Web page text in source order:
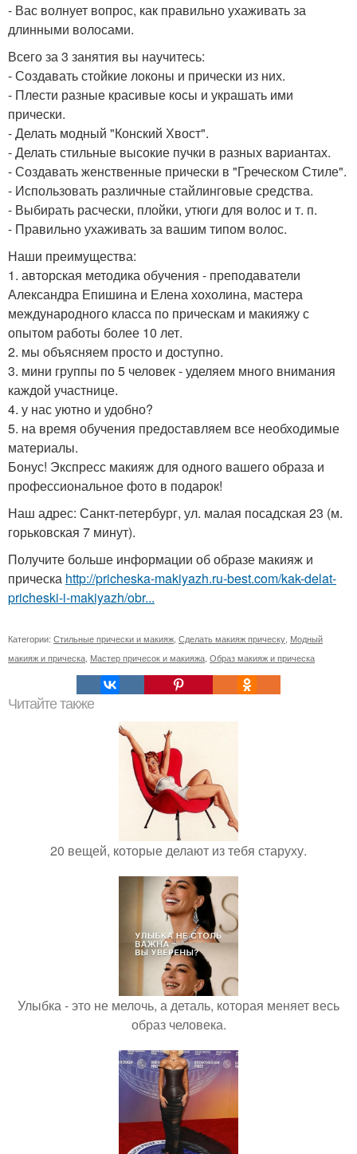
- Вас волнует вопрос, как правильно ухаживать за
длинными волосами.
Всего за 3 занятия вы научитесь:
- Создавать стойкие локоны и прически из них.
- Плести разные красивые косы и украшать ими
прически.
- Делать модный "Конский Хвост".
- Делать стильные высокие пучки в разных вариантах.
- Создавать женственные прически в "Греческом Стиле".
- Использовать различные стайлинговые средства.
- Выбирать расчески, плойки, утюги для волос и т. п.
- Правильно ухаживать за вашим типом волос.
Наши преимущества:
1. авторская методика обучения - преподаватели
Александра Епишина и Елена хохолина, мастера
международного класса по прическам и макияжу с
опытом работы более 10 лет.
2. мы объясняем просто и доступно.
3. мини группы по 5 человек - уделяем много внимания
каждой участнице.
4. у нас уютно и удобно?
5. на время обучения предоставляем все необходимые
материалы.
Бонус! Экспресс макияж для одного вашего образа и
профессиональное фото в подарок!
Наш адрес: Санкт-петербург, ул. малая посадская 23 (м.
горьковская 7 минут).
Получите больше информации об образе макияж и
прическа http://pricheska-makiyazh.ru-best.com/kak-delat-
pricheski-i-makiyazh/obr...
Категории: Стильные прически и макияж Сделать макияж прическу Модный
макияж и прическа Мастер причесок и макияжа Образ макияж и прическа
Читайте также
20 вещей, которые делают из тебя старуху.
Улыбка - это не мелочь, а деталь, которая меняет весь
образ человека.